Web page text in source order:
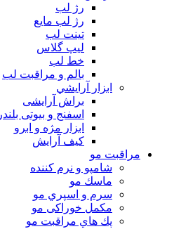
رژ لب
رژ لب مایع
تینت لب
لیپ گلاس
خط لب
بالم و مراقبت لب
ابزار آرايشي
براش آرایشی
اسفنج و بیوتی بلندر
ابزار مژه و ابرو
کیف آرایش
مراقبت مو
شامپو و نرم كننده
ماسك مو
سرم و اسپري مو
مكمل خوراكی مو
پك هاي مراقبت مو